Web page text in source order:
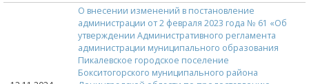
О внесении изменений в постановление
администрации от 2 февраля 2023 года № 61 «Об
утверждении Административного регламента
администрации муниципального образования
Пикалевское городское поселение
Бокситогорского муниципального района